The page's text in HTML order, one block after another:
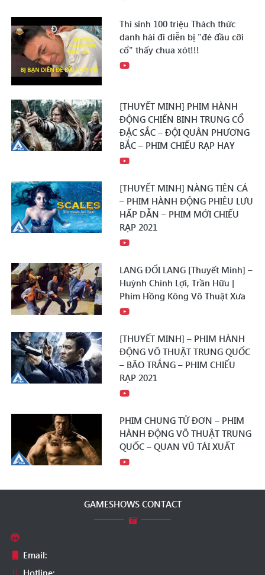
Thí sinh 100 triệu Thách thức
danh hài đi diễn bị "đè đầu cỡi
cổ" thấy chua xót!!!
[THUYẾT MINH] PHIM HÀNH
ĐỘNG CHIẾN BINH TRUNG CỔ
ĐẶC SẮC – ĐỘI QUÂN PHƯƠNG
BẮC – PHIM CHIẾU RẠP HAY
[THUYẾT MINH] NÀNG TIÊN CÁ
– PHIM HÀNH ĐỘNG PHIÊU LƯU
HẤP DẪN – PHIM MỚI CHIẾU
RẠP 2021
LANG ĐỐI LANG [Thuyết Minh] –
Huỳnh Chính Lợi, Trần Hữu |
Phim Hồng Kông Võ Thuật Xưa
[THUYẾT MINH] – PHIM HÀNH
ĐỘNG VÕ THUẬT TRUNG QUỐC
– BÃO TRẮNG – PHIM CHIẾU
RẠP 2021
PHIM CHUNG TỬ ĐƠN – PHIM
HÀNH ĐỘNG VÕ THUẬT TRUNG
QUỐC – QUAN VŨ TÁI XUẤT
GAMESHOWS CONTACT
Email: